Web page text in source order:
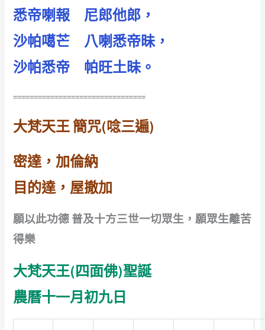
悉帝喇報 尼郎他郎，
沙帕噶芒 八喇悉帝昧，
沙帕悉帝 帕旺土昧。
================================
大梵天王 簡咒(唸三遍)
密達，加倫納
目的達，屋撤加
願以此功德 普及十方三世一切眾生，願眾生離苦
得樂
大梵天王(四面佛)聖誕
農曆十一月初九日